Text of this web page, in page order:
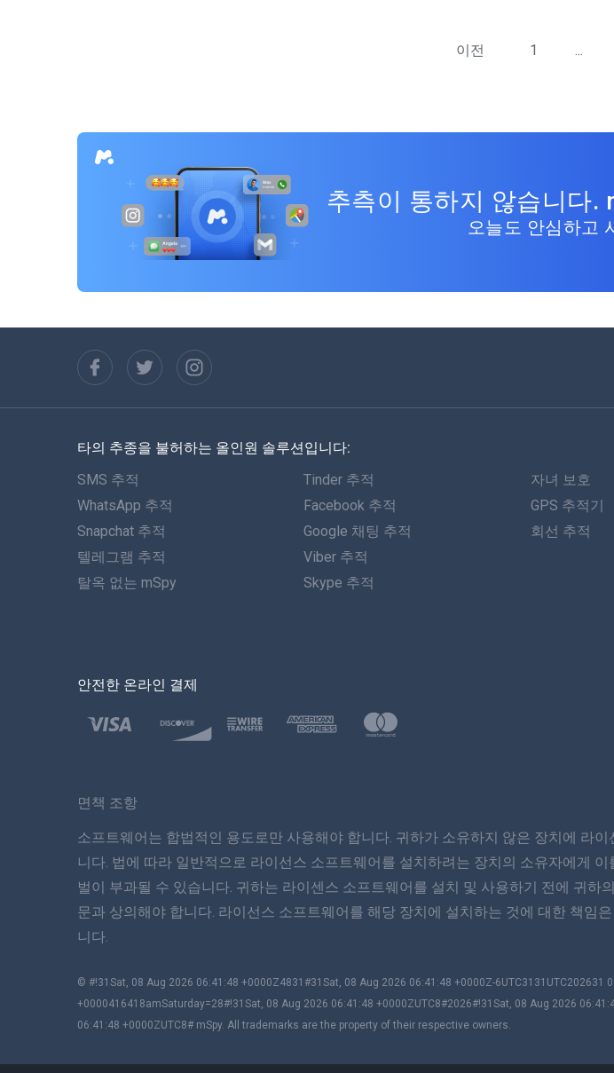
이전 1 ...
추측이 통하지 않습니다.
오늘도 안심하고
타의 추종을 불허하는 올인원 솔루션입니다:
SMS 추적
WhatsApp 추적
Snapchat 추적
텔레그램 추적
탈옥 없는 mSpy
Tinder 추적
Facebook 추적
Google 채팅 추적
Viber 추적
Skype 추적
자녀 보호
GPS 추적기
회선 추적
안전한 온라인 결제
면책 조항
소프트웨어는 합법적인 용도로만 사용해야 합니다. 귀하가 소유하지 않은 장치에 라
니다. 법에 따라 일반적으로 라이선스 소프트웨어를 설치하려는 장치의 소유자에게
벌이 부과될 수 있습니다. 귀하는 라이센스 소프트웨어를 설치 및 사용하기 전에 귀
문과 상의해야 합니다. 라이선스 소프트웨어를 해당 장치에 설치하는 것에 대한 책임
니다.
© #!31Sat, 08 Aug 2026 06:41:48 +0000Z4831#31Sat, 08 Aug 2026 06:41:48 +0000Z-
+0000416418amSaturday=28#!31Sat, 08 Aug 2026 06:41:48 +0000ZUTC8#2026#!31Sat, 08 Aug 2026
06:41:48 +0000ZUTC8# mSpy. All trademarks are the property of their respective owners.